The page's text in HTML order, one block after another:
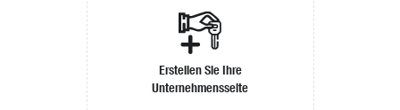
Erstellen Sie Ihre
Unternehmensseite